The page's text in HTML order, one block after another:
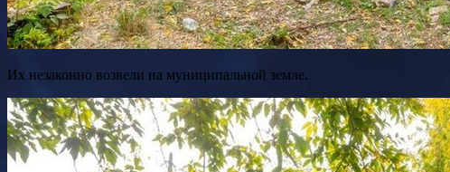
Их незаконно возвели на муниципальной земле.